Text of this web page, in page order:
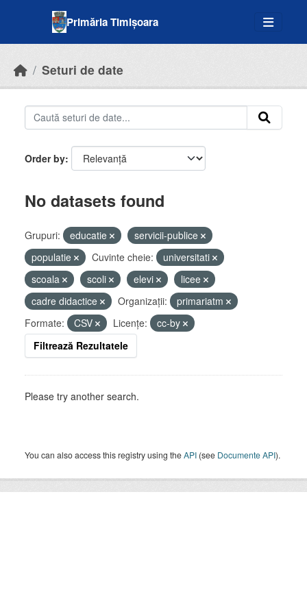
Primăria Timișoara
Seturi de date
Order by
No datasets found
Grupuri: educatie
servicii-publice
populatie
Cuvinte cheie:
universitati
scoala
scoli elevi
licee
cadre didactice
Organizații:
primariatm
Formate:
CSV Licenţe:
cc-by
Filtrează Rezultatele
Please try another search.
You can also access this registry using theAPI (see Documente API).